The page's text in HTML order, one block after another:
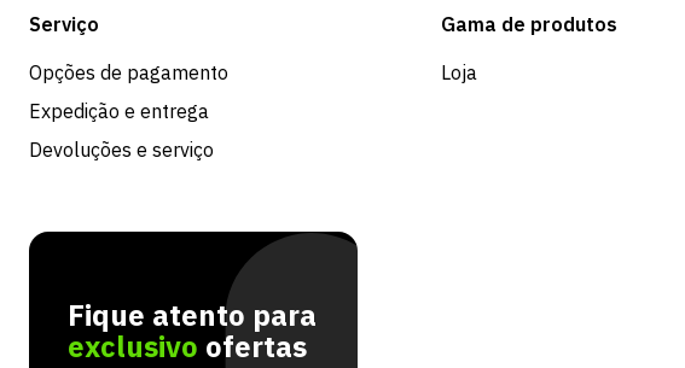
Serviço
Opções de pagamento
Expedição e entrega
Devoluções e serviço
Gama de produtos
Loja
Fique atento para
exclusivo ofertas